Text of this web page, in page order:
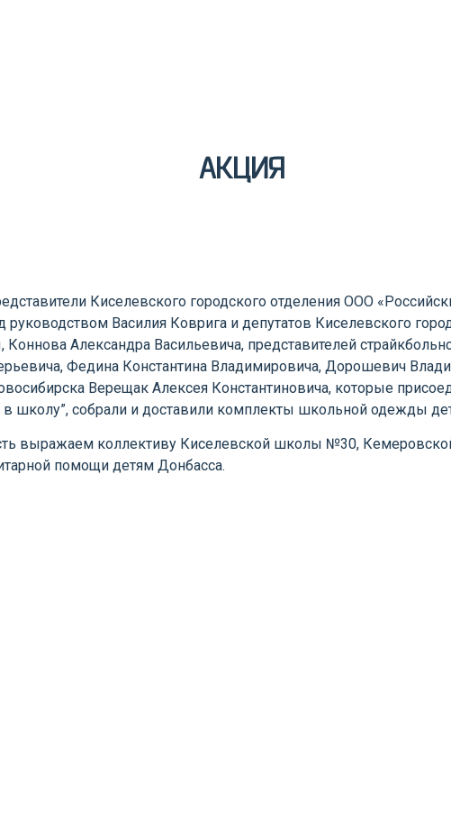
АКЦИЯ
Киселевского городского отделения ООО
руководством Василия Коврига и депутатов Киселевского
Александра Васильевича, представителей
Федина Константина Владимировича, Дорошевич
Верещак Алексея Константиновича, которые
в школу”, собрали и доставили комплекты школьной одежды
выражаем коллективу Киселевской школы №30,
помощи детям Донбасса.